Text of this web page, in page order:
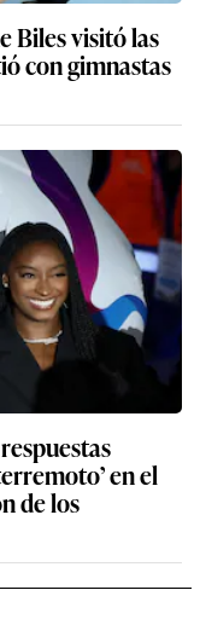
Biles visitó las
con gimnastas
en el
de los